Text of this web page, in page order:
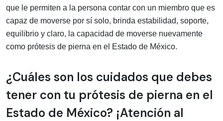
que le permiten a la persona contar con un miembro que es
capaz de moverse por sí solo, brinda estabilidad, soporte,
equilibrio y claro, la capacidad de moverse nuevamente
como prótesis de pierna en el Estado de México.
¿Cuáles son los cuidados que debes
tener con tu prótesis de pierna en el
Estado de México? ¡Atención al